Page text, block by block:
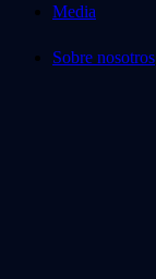
Media
Sobre nosotros